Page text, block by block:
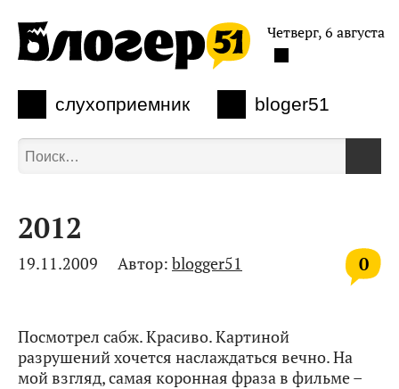
слухоприемник bloger51
Четверг, 6 августа
2012
0
19.11.2009 Автор: blogger51
Посмотрел сабж. Красиво. Картиной
разрушений хочется наслаждаться вечно. На
мой взгляд, самая коронная фраза в фильме –